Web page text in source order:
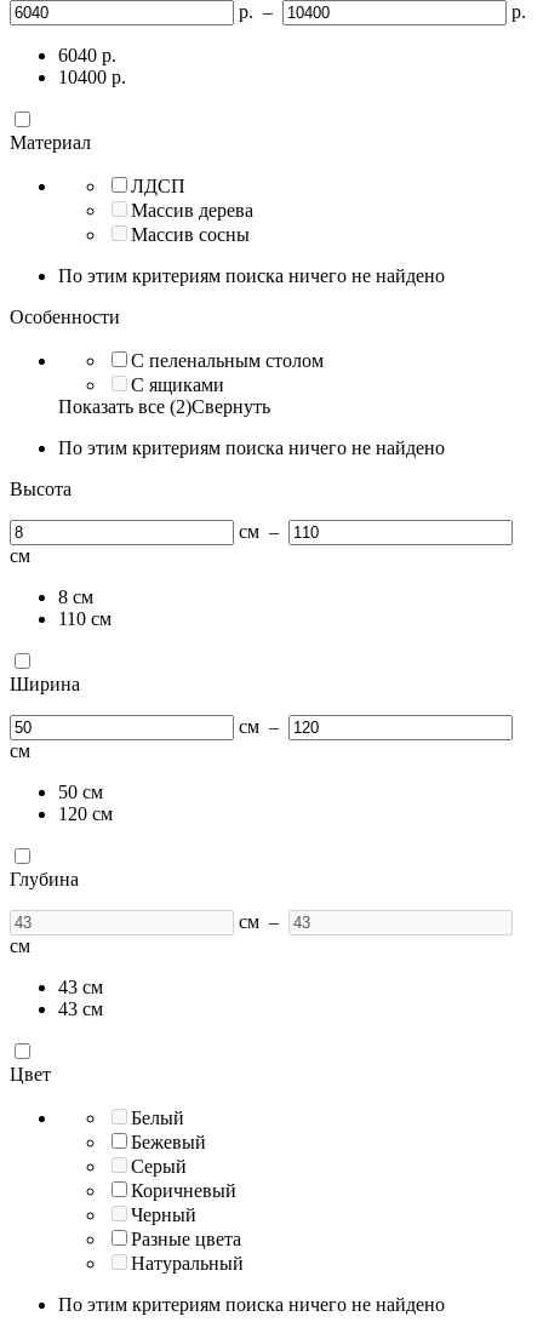
р. – р.
6040 р.
10400 р.
Материал
ЛДСП
Массив дерева
Массив сосны
По этим критериям поиска ничего не найдено
Особенности
С пеленальным столом
С ящиками
Показать все (2)Свернуть
По этим критериям поиска ничего не найдено
Высота
см –
см
8 см
110 см
Ширина
см –
см
50 см
120 см
Глубина
см –
см
43 см
43 см
Цвет
Белый
Бежевый
Серый
Коричневый
Черный
Разные цвета
Натуральный
По этим критериям поиска ничего не найдено